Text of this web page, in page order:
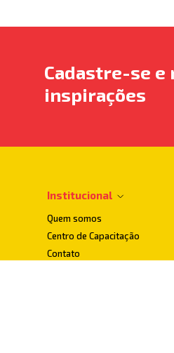
Cadastre-se e
inspirações
Institucional
Quem somos
Centro de Capacitação
Contato